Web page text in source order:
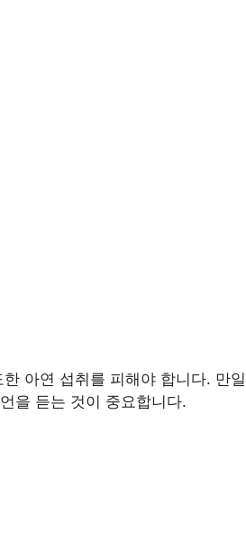
아연 섭취를 피해야 합니다. 만일
을 듣는 것이 중요합니다.